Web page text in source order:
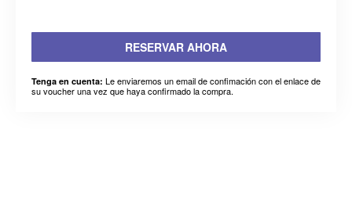
RESERVAR AHORA
Tenga en cuenta: Le enviaremos un email de confimación con el enlace de
su voucher una vez que haya confirmado la compra.